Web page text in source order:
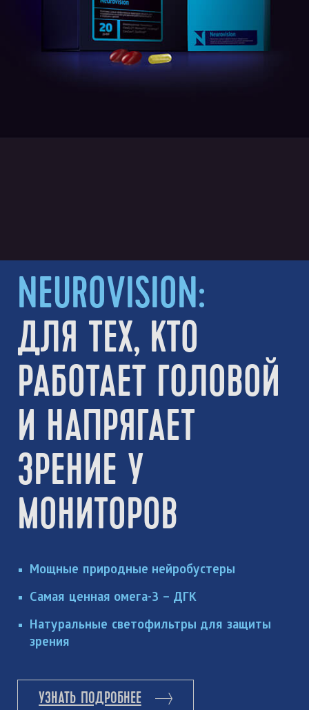
NEUROVISION:
ДЛЯ ТЕХ, КТО
РАБОТАЕТ ГОЛОВОЙ
И НАПРЯГАЕТ
ЗРЕНИЕ У
МОНИТОРОВ
Мощные природные нейробустеры
Самая ценная омега-3 – ДГК
Натуральные светофильтры для защиты
зрения
УЗНАТЬ ПОДРОБНЕЕ